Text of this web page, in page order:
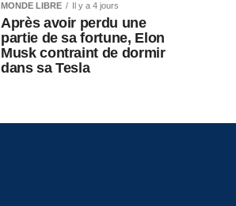
MONDE LIBRE Il y a 4 jours
Après avoir perdu une
partie de sa fortune, Elon
Musk contraint de dormir
dans sa Tesla